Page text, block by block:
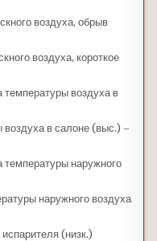
воздуха, обрыв
воздуха, короткое
температуры воздуха в
в салоне (выс.) –
температуры наружного
наружного воздуха
(низк.)